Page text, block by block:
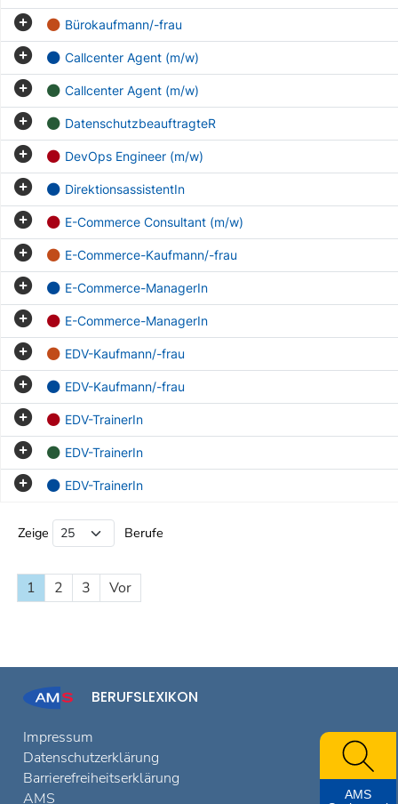
Bürokaufmann/-frau
Callcenter Agent (m/w)
Callcenter Agent (m/w)
DatenschutzbeauftragteR
DevOps Engineer (m/w)
DirektionsassistentIn
E-Commerce Consultant (m/w)
E-Commerce-Kaufmann/-frau
E-Commerce-ManagerIn
E-Commerce-ManagerIn
EDV-Kaufmann/-frau
EDV-Kaufmann/-frau
EDV-TrainerIn
EDV-TrainerIn
EDV-TrainerIn
Zeige Berufe
1 2 3 Vor
BERUFSLEXIKON
Impressum
Datenschutzerklärung
Barrierefreiheitserklärung
AMS
AMS